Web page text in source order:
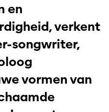
en
verkent
songwriter,
vormen van